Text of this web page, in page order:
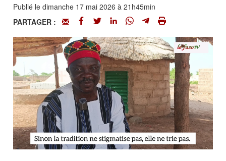
Publié le dimanche 17 mai 2026 à 21h45min
PARTAGER :